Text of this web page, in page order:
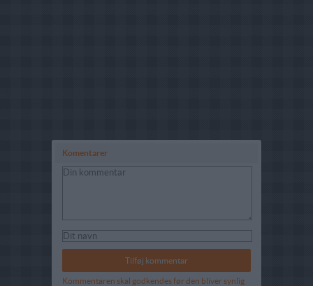
Komentarer
Kommentaren skal godkendes før den bliver synlig